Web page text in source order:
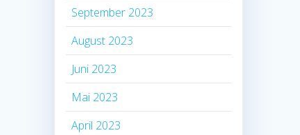
September 2023
August 2023
Juni 2023
Mai 2023
April 2023